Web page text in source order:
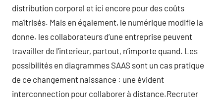
distribution corporel et ici encore pour des coûts
maîtrisés. Mais en également, le numérique modifie la
donne. les collaborateurs d’une entreprise peuvent
travailler de l’interieur, partout, n’importe quand. Les
possibilités en diagrammes SAAS sont un cas pratique
de ce changement naissance : une évident
interconnection pour collaborer à distance.Recruter